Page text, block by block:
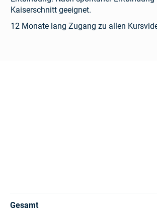
Kaiserschnitt geeignet.
12 Monate lang Zugang zu allen
Gesamt